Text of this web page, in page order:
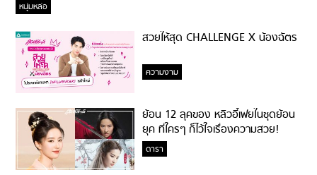
หนุ่มหล่อ
สวยให้สุด CHALLENGE X น้องฉัตร
ความงาม
ย้อน 12 ลุคของ หลิวอี้เฟยในชุดย้อน
ยุค ที่ใครๆ ก็ไว้ใจเรื่องความสวย!
ดารา